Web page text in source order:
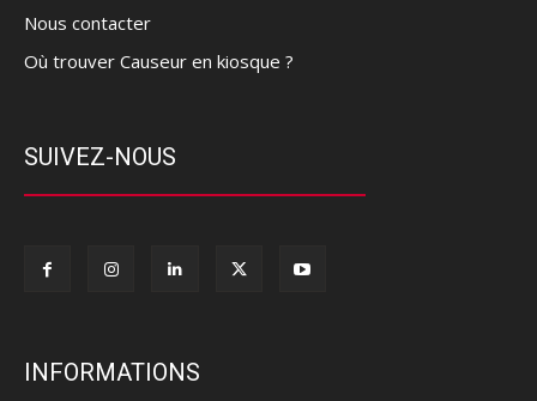
Nous contacter
Où trouver Causeur en kiosque ?
SUIVEZ-NOUS
INFORMATIONS